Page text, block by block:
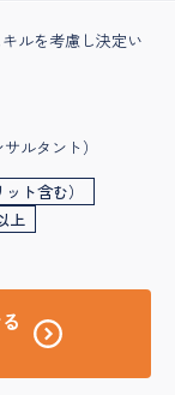
ルを考慮し決定い
ルタント）
ト含む）
上